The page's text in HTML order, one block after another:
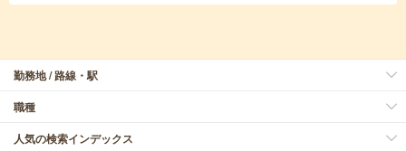
勤務地 / 路線・駅
職種
人気の検索インデックス